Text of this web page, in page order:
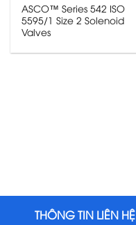
ASCO™ Series 542 ISO
5595/1 Size 2 Solenoid
Valves
THÔNG TIN LIÊN HỆ